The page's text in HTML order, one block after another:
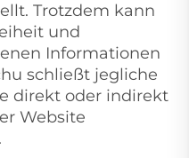
Trotzdem kann
und
Informationen
schließt jegliche
direkt oder indirekt
Website